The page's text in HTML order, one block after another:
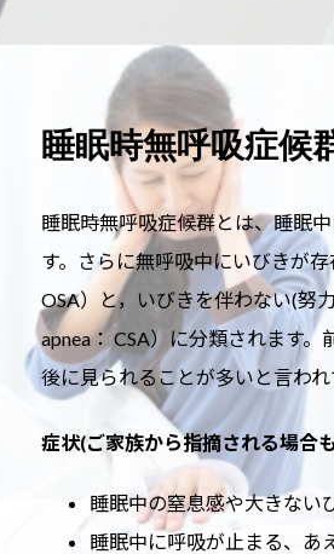
睡眠時無呼吸症候
睡眠時無呼吸症候群とは、睡眠
す。さらに無呼吸中にいびきが
OSA）と，いびきを伴わない(努
apnea： CSA）に分類されます
後に見られることが多いと言われ
症状(ご家族から指摘される場合
睡眠中の窒息感や大きない
睡眠中に呼吸が止まる、あ